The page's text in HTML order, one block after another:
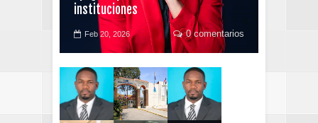
instituciones
Feb 20, 2026 0 comentarios